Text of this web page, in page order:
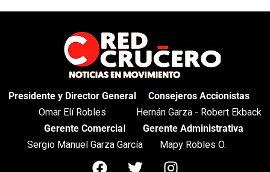
Presidente y Director General
Omar Elí Robles
Consejeros Accionistas
Hernán Garza - Robert Ekback
Gerente Comercia
Sergio Manuel Garza García
Gerente Administrativa
Mapy Robles O.